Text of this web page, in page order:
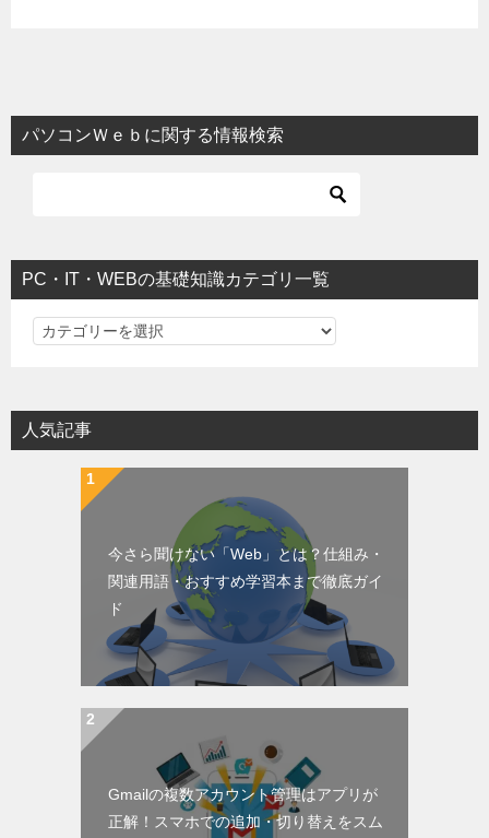
パソコンＷｅｂに関する情報検索
PC・IT・WEBの基礎知識カテゴリ一覧
PC・IT・WEBの基礎知識カテゴリ一覧
人気記事
今さら聞けない「Web」とは？仕組み・
関連用語・おすすめ学習本まで徹底ガイ
ド
Gmailの複数アカウント管理はアプリが
正解！スマホでの追加・切り替えをスム